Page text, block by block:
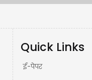
Quick Links